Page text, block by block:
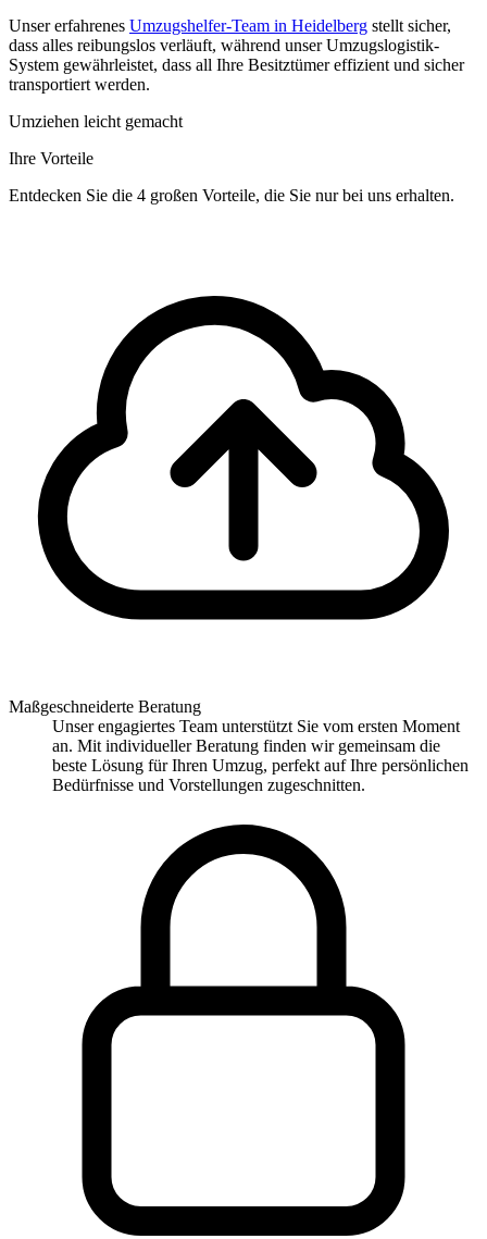
Unser erfahrenes Umzugshelfer-Team in Heidelberg stellt sicher,
dass alles reibungslos verläuft, während unser Umzugslogistik-
System gewährleistet, dass all Ihre Besitztümer effizient und sicher
transportiert werden.
Umziehen leicht gemacht
Ihre Vorteile
Entdecken Sie die 4 großen Vorteile, die Sie nur bei uns erhalten.
Maßgeschneiderte Beratung
Unser engagiertes Team unterstützt Sie vom ersten Moment
an. Mit individueller Beratung finden wir gemeinsam die
beste Lösung für Ihren Umzug, perfekt auf Ihre persönlichen
Bedürfnisse und Vorstellungen zugeschnitten.